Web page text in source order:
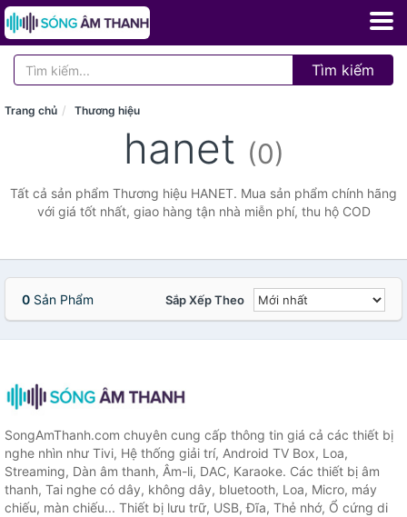
Tìm kiếm
Trang chủ Thương hiệu
hanet (0)
Tất cả sản phẩm Thương hiệu HANET. Mua sản phẩm chính hãng
với giá tốt nhất, giao hàng tận nhà miễn phí, thu hộ COD
0 Sản Phẩm Sắp Xếp Theo
SongAmThanh.com chuyên cung cấp thông tin giá cả các thiết bị
nghe nhìn như Tivi, Hệ thống giải trí, Android TV Box, Loa,
Streaming, Dàn âm thanh, Âm-li, DAC, Karaoke. Các thiết bị âm
thanh, Tai nghe có dây, không dây, bluetooth, Loa, Micro, máy
chiếu, màn chiếu... Thiết bị lưu trữ, USB, Đĩa, Thẻ nhớ, Ổ cứng di